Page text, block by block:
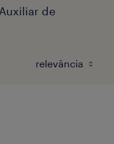
de